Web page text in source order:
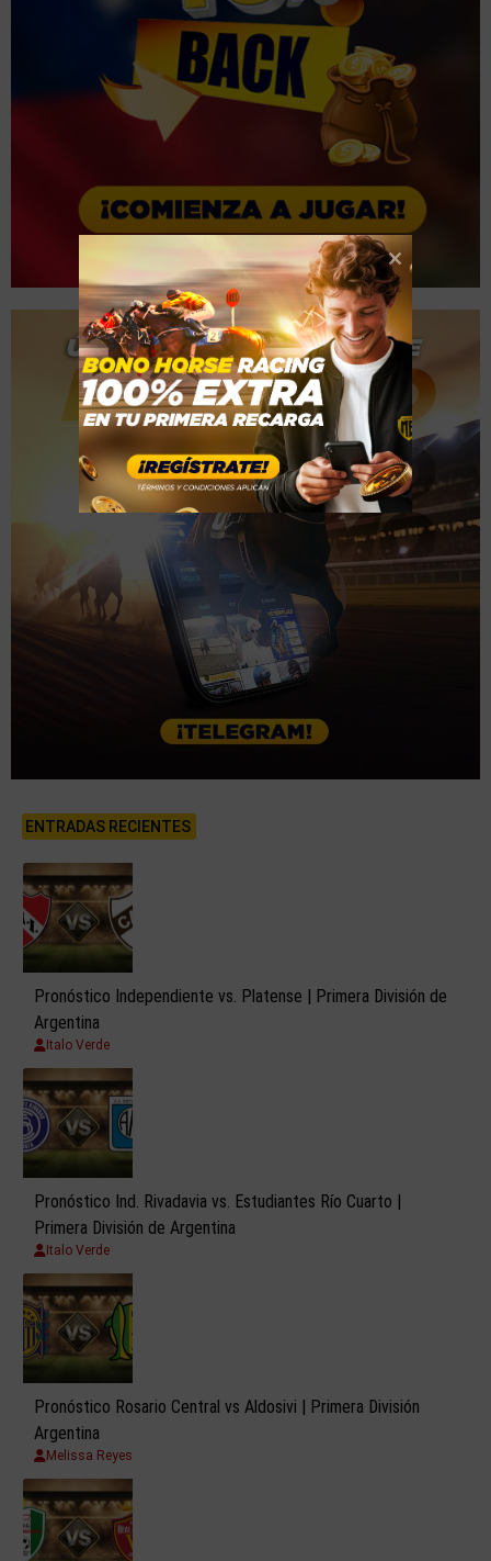
ENTRADAS RECIENTES
Pronóstico Independiente vs. Platense | Primera División de
Argentina
Italo Verde
Pronóstico Ind. Rivadavia vs. Estudiantes Río Cuarto |
Primera División de Argentina
Italo Verde
Pronóstico Rosario Central vs Aldosivi | Primera División
Argentina
Melissa Reyes